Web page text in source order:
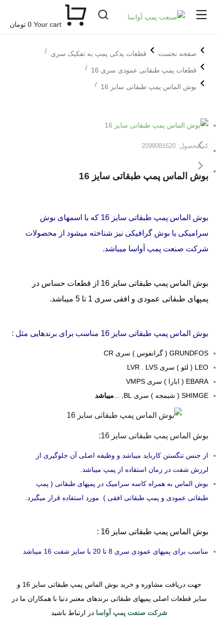
Your cart
0 تومان
مکان شما:
صفحه نخست قطعات یدکی پمپ به تفکیک سری
قطعات پمپ طبقاتی عمودی سری 16
بوش الماس پمپ طبقاتی سایز 16
کد محصول: 2099081620
بوش الماس پمپ طبقاتی سایز 16
بوش الماس پمپ طبقاتی سایز 16 که با اسمهای بوش
سرامیکی یا بوش گرافیکی نیز شناخته میشود از محصولات
شرکت صنعت پمپ آواسا میباشد.
بوش الماس پمپ طبقاتی سایز 16 از قطعات حساس در
پمپهای طبقاتی عمودی و افقی سری 1 تا 5 میباشد.
بوش الماس پمپ طبقاتی سایز 16 مناسب برای برندهایی مثل :
GRUNDFOS ( گرانفوس ) سری CR
LEO ( لئو ) سری LVR . LVS
EBARA ( ابارا ) سری VMPS
SHIMGE ( شیمجه ) سری BL, ...
میباشد
بوش الماس پمپ طبقاتی سایز 16:
از جنس تنگستن کارباید میباشد و وظیفه اصلی آن جلوگیری از
لرزش شفت در زمان استفاده از پمپ میباشد.
بوش الماس به همراه کاسه سرامیک در پمپهای طبقاتی ( پمپ
طبقاتی عمودی و پمپ طبقاتی افقی ) مورد استفاده قرار میگیرد.
بوش الماس پمپ طبقاتی سایز 16 :
مناسب برای پمپهای عمودی سری 8 تا 20 با سایز شفت 16 میباشد
جهت دریافت مشاوره و خرید بوش الماس پمپ طبقاتی سایز 16 و
سایر قطعات اصلی پمپهای طبقاتی برندهای معتبر دنیا با همکاران ما در
شرکت صنعت پمپ آواسا در ارتباط باشید